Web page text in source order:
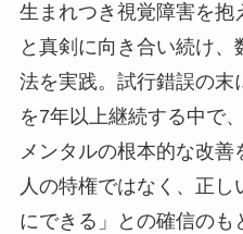
生まれつき視覚障害を抱
と真剣に向き合い続け
法を実践。試行錯誤の末
を7年以上継続する中で
メンタルの根本的な改
人の特権ではなく、正
にできる」との確信のも